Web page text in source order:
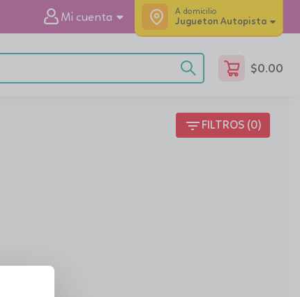
Mi cuenta A domicilio
Jugueton Autopista
$0.00
filter_list FILTROS (0)